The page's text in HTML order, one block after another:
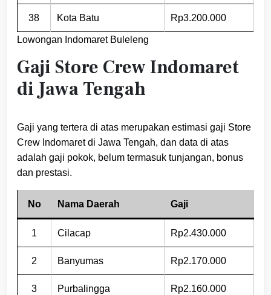
38 Kota Batu Rp3.200.000
Lowongan Indomaret Buleleng
Gaji Store Crew Indomaret
di Jawa Tengah
Gaji yang tertera di atas merupakan estimasi gaji Store
Crew Indomaret di Jawa Tengah, dan data di atas
adalah gaji pokok, belum termasuk tunjangan, bonus
dan prestasi.
No Nama Daerah Gaji
1 Cilacap Rp2.430.000
2 Banyumas Rp2.170.000
3 Purbalingga Rp2.160.000